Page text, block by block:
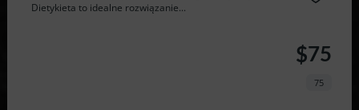
Dietykieta to idealne rozwiązanie...
$75
75